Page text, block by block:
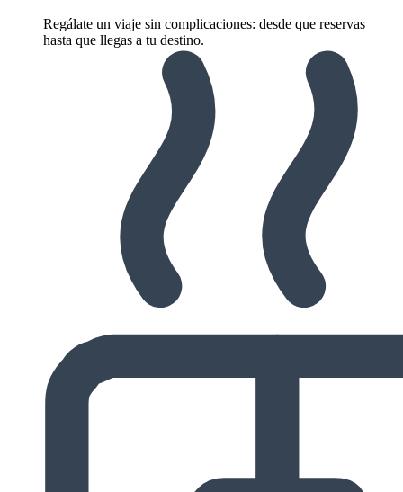
Regálate un viaje sin complicaciones: desde que reservas
hasta que llegas a tu destino.